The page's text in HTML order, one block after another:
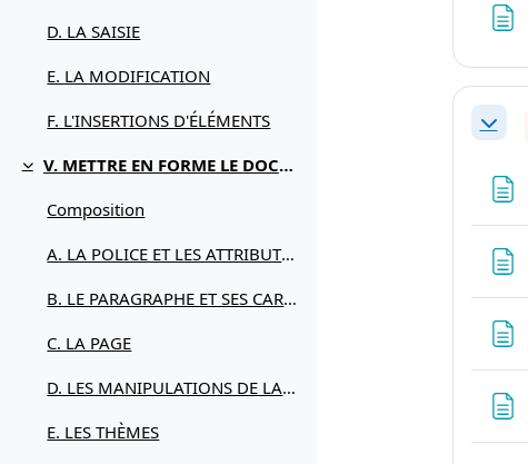
D. LA SAISIE
E. LA MODIFICATION
F. L'INSERTIONS D'ÉLÉMENTS
Replier
V. METTRE EN FORME LE DOCUMENT
Composition
A. LA POLICE ET LES ATTRIBUTS DE CARACTÈRES
B. LE PARAGRAPHE ET SES CARACTÉRISTIQUES
C. LA PAGE
D. LES MANIPULATIONS DE LA MISE EN FORME
E. LES THÈMES
Replier